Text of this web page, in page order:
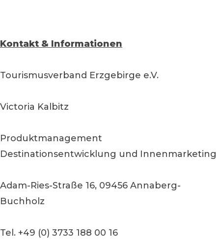
Kontakt & Informationen
Tourismusverband Erzgebirge e.V.
Victoria Kalbitz
Produktmanagement
Destinationsentwicklung und Innenmarketing
Adam-Ries-Straße 16, 09456 Annaberg-
Buchholz
Tel. +49 (0) 3733 188 00 16